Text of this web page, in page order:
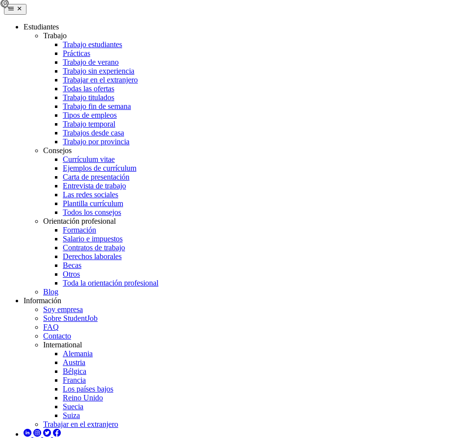
Estudiantes
Trabajo
Trabajo estudiantes
Prácticas
Trabajo de verano
Trabajo sin experiencia
Trabajar en el extranjero
Todas las ofertas
Trabajo titulados
Trabajo fin de semana
Tipos de empleos
Trabajo temporal
Trabajos desde casa
Trabajo por provincia
Consejos
Currículum vitae
Ejemplos de currículum
Carta de presentación
Entrevista de trabajo
Las redes sociales
Plantilla currículum
Todos los consejos
Orientación profesional
Formación
Salario e impuestos
Contratos de trabajo
Derechos laborales
Becas
Otros
Toda la orientación profesional
Blog
Información
Soy empresa
Sobre StudentJob
FAQ
Contacto
International
Alemania
Austria
Bélgica
Francia
Los países bajos
Reino Unido
Suecia
Suiza
Trabajar en el extranjero